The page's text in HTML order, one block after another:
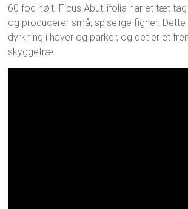
60 fod højt. Ficus Abutilifolia har et tæt
og producerer små, spiselige figner.
dyrkning i haver og parker, og det er et
skyggetræ.